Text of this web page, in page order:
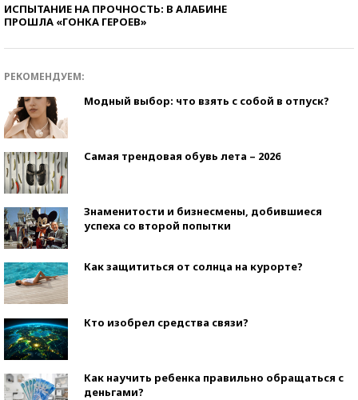
ИСПЫТАНИЕ НА ПРОЧНОСТЬ: В АЛАБИНЕ
ПРОШЛА «ГОНКА ГЕРОЕВ»
РЕКОМЕНДУЕМ:
Модный выбор: что взять с собой в отпуск?
Самая трендовая обувь лета – 2026
Знаменитости и бизнесмены, добившиеся
успеха со второй попытки
Как защититься от солнца на курорте?
Кто изобрел средства связи?
Как научить ребенка правильно обращаться с
деньгами?